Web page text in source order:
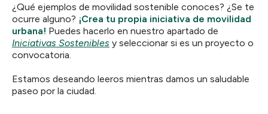
¿Qué ejemplos de movilidad sostenible conoces? ¿Se te
ocurre alguno? ¡Crea tu propia iniciativa de movilidad
urbana! Puedes hacerlo en nuestro apartado de
Iniciativas Sostenibles y seleccionar si es un proyecto o
convocatoria.
Estamos deseando leeros mientras damos un saludable
paseo por la ciudad.